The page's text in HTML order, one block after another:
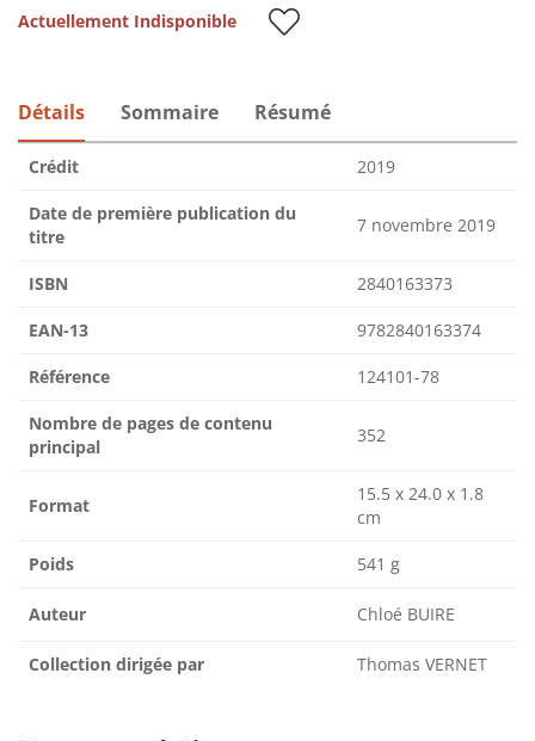
Actuellement Indisponible
Détails Sommaire Résumé
Crédit 2019
Date de première publication du
titre
7 novembre 2019
ISBN 2840163373
EAN-13 9782840163374
Référence 124101-78
Nombre de pages de contenu
principal
352
Format
15.5 x 24.0 x 1.8
cm
Poids 541 g
Auteur Chloé BUIRE
Collection dirigée par Thomas VERNET